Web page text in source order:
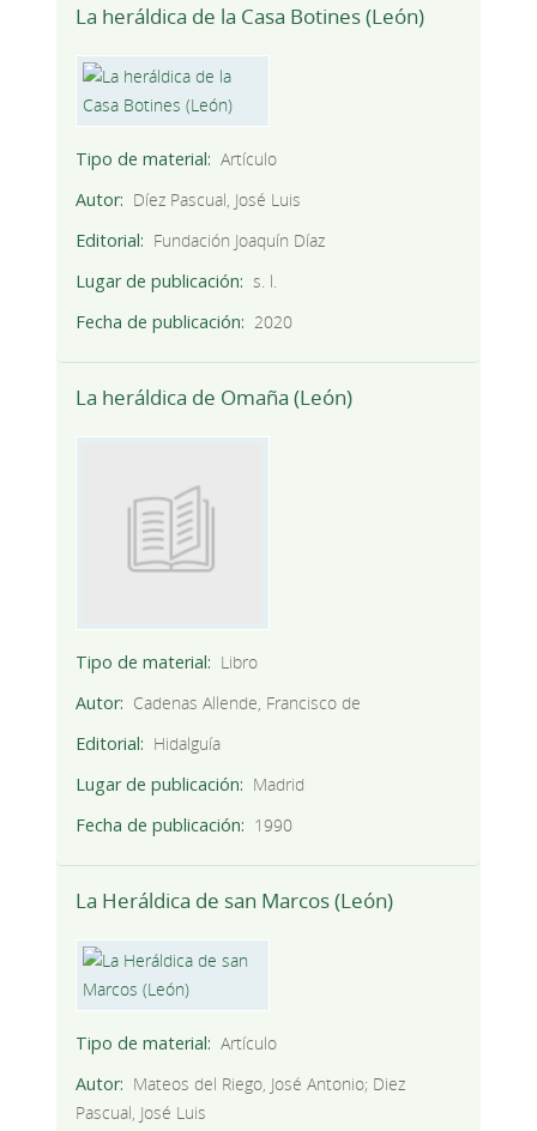
La heráldica de la Casa Botines (León)
Tipo de material
Artículo
Autor
Díez Pascual, José Luis
Editorial
Fundación Joaquín Díaz
Lugar de publicación
s. l.
Fecha de publicación
2020
La heráldica de Omaña (León)
Tipo de material
Libro
Autor
Cadenas Allende, Francisco de
Editorial
Hidalguía
Lugar de publicación
Madrid
Fecha de publicación
1990
La Heráldica de san Marcos (León)
Tipo de material
Artículo
Autor
Mateos del Riego, José Antonio; Diez
Pascual, José Luis